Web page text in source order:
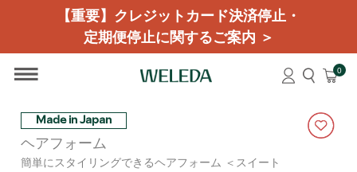
【重要】クレジットカード決済停止・
定期便停止に関するご案内 ＞
0
Made in Japan
ヘアフォーム
簡単にスタイリングできるヘアフォーム ＜スイート